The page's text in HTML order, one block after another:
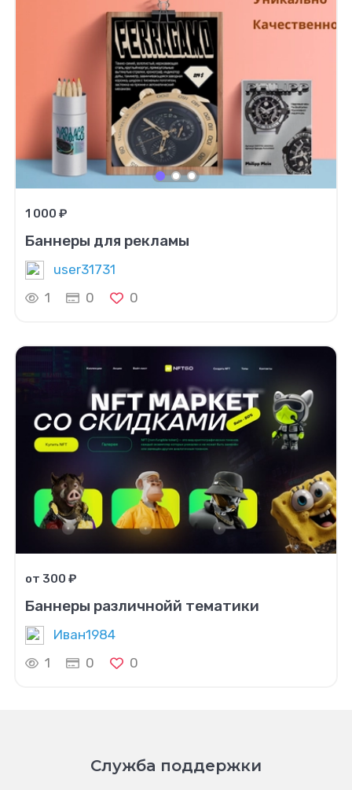
1 000 ₽
Баннеры для рекламы
user31731
1
0 0
от 300 ₽
Баннеры различнойй тематики
Иван1984
1
0 0
Служба поддержки